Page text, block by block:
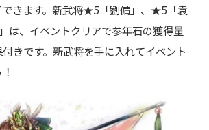
できます。新武将★5「劉備」、★5「袁
は、イベントクリアで参年石の獲得量
きです。新武将を手に入れてイベント